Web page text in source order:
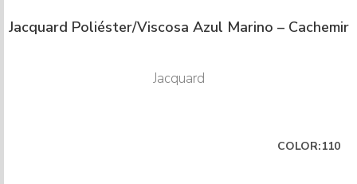
Jacquard Poliéster/Viscosa Azul Marino – Cachemir
Jacquard
COLOR:110